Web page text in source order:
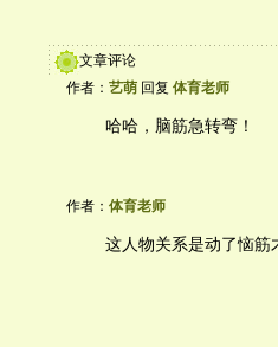
文章评论
作者： 艺萌 回复 体育老师
哈哈，脑筋急转弯！
作者： 体育老师
这人物关系是动了恼筋